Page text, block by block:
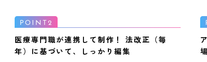
医療専門職が連携して制作！ 法改正（毎
年）に基づいて、しっかり編集